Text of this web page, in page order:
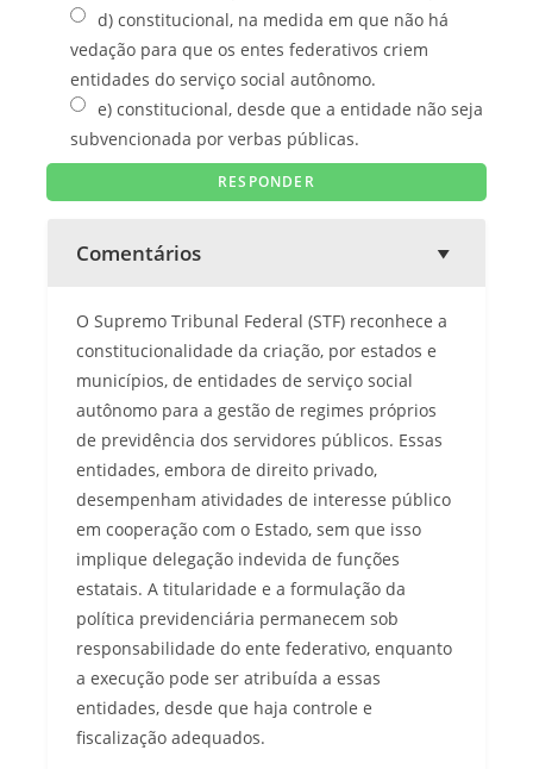
d) constitucional, na medida em que não há
vedação para que os entes federativos criem
entidades do serviço social autônomo.
e) constitucional, desde que a entidade não seja
subvencionada por verbas públicas.
Comentários
O Supremo Tribunal Federal (STF) reconhece a
constitucionalidade da criação, por estados e
municípios, de entidades de serviço social
autônomo para a gestão de regimes próprios
de previdência dos servidores públicos. Essas
entidades, embora de direito privado,
desempenham atividades de interesse público
em cooperação com o Estado, sem que isso
implique delegação indevida de funções
estatais. A titularidade e a formulação da
política previdenciária permanecem sob
responsabilidade do ente federativo, enquanto
a execução pode ser atribuída a essas
entidades, desde que haja controle e
fiscalização adequados.